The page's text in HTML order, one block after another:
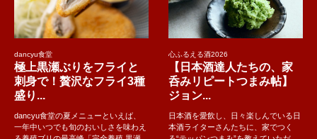
dancyu食堂
極上黒瀬ぶりをフライと
刺身で！贅沢なフライ3種
盛り...
dancyu食堂の夏メニューといえば、
一年中いつでも旬のおいしさを味わえ
心ふるえる酒2026
【日本酒達人たちの、家
呑みリピートつまみ帖】
ジョン...
日本酒を愛飲し、日々楽しんでいる日
本酒ライターさんたちに、家でつく